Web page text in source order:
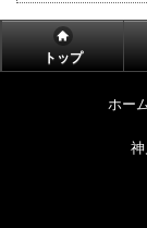
トップ
ホー